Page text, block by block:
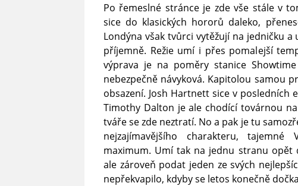
Po řemeslné stránce je zde vše stále v
sice do klasických hororů daleko,
Londýna však tvůrci vytěžují na jedničku
příjemně. Režie umí i přes pomalejší
výprava je na poměry stanice
nebezpečně návyková. Kapitolou samou
obsazení. Josh Hartnett sice v posledních
Timothy Dalton je ale chodící továrnou
tváře se zde neztratí. No a pak je tu
nejzajímavějšího charakteru, tajemné
maximum. Umí tak na jednu stranu opět
ale zároveň podat jeden ze svých
nepřekvapilo, kdyby se letos konečně